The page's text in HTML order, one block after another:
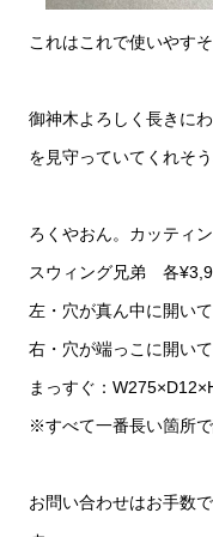
これはこれで使いやすそ
御神木よろしく長きに
を見守っていてくれそ
ろくやおん。カッティ
スウィング兄弟 各
左・穴が真ん中に開い
右・穴が端っこに開い
まっすぐ：
※すべて一番長い箇所で
お問い合わせはお手数で